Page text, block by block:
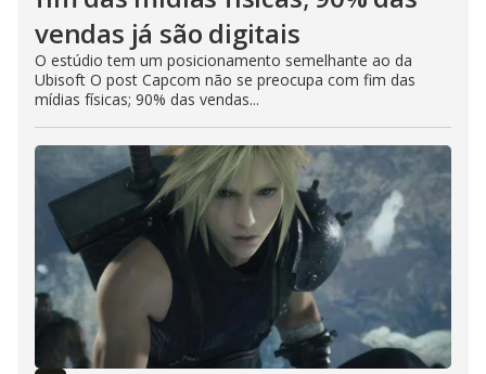
vendas já são digitais
O estúdio tem um posicionamento semelhante ao da
Ubisoft O post Capcom não se preocupa com fim das
mídias físicas; 90% das vendas...